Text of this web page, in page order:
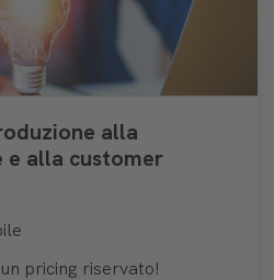
alla
alla customer
pricing riservato!